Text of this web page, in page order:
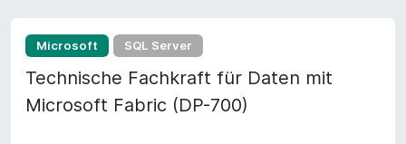
Microsoft SQL Server
Technische Fachkraft für Daten mit
Microsoft Fabric (DP-700)